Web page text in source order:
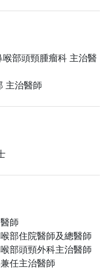
部頭頸腫瘤科 主治醫
主治醫師
師
部住院醫師及總醫師
部頭頸外科主治醫師
任主治醫師